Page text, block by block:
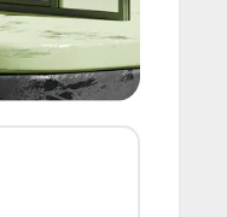
и
время
к объекту.